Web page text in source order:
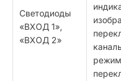
Светодиоды
«ВХОД 1»,
«ВХОД 2»
режим